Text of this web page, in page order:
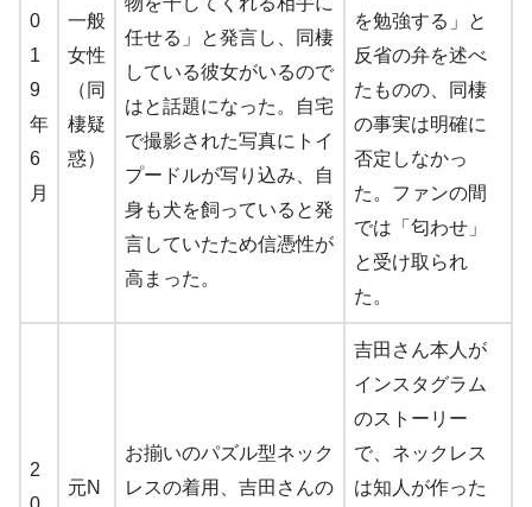
0
1
9
年
6
月
一般
女性
（同
棲疑
惑）
任せる」と発言し、同棲
している彼女がいるので
はと話題になった。自宅
で撮影された写真にトイ
プードルが写り込み、自
身も犬を飼っていると発
言していたため信憑性が
高まった。
を勉強する」と
反省の弁を述べ
たものの、同棲
の事実は明確に
否定しなかっ
た。ファンの間
では「匂わせ」
と受け取られ
た。
2
元N
お揃いのパズル型ネック
レスの着用、吉田さんの
吉田さん本人が
インスタグラム
のストーリー
で、ネックレス
は知人が作った